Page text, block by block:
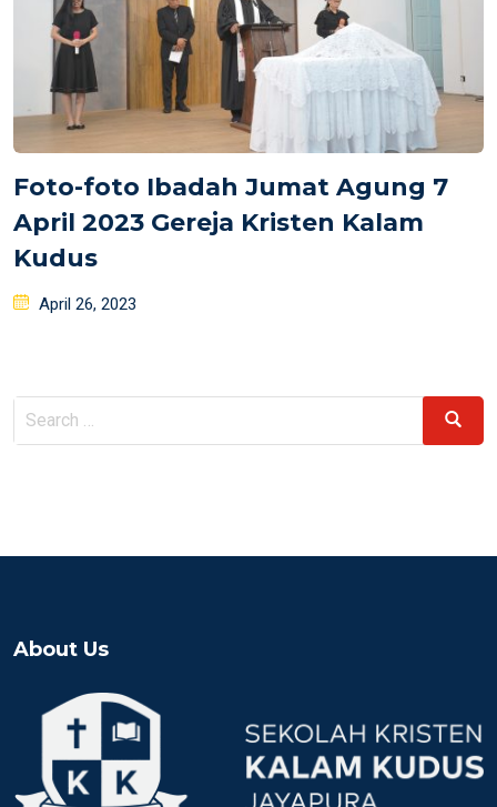
Foto-foto Ibadah Jumat Agung 7
April 2023 Gereja Kristen Kalam
Kudus
Posted
April 26, 2023
Search
Search
About Us